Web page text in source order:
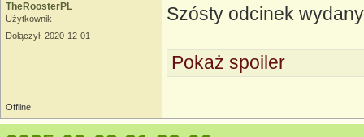
TheRoosterPL
Użytkownik
Dołączył: 2020-12-01
Szósty odcinek wydany
Pokaż spoiler
Offline